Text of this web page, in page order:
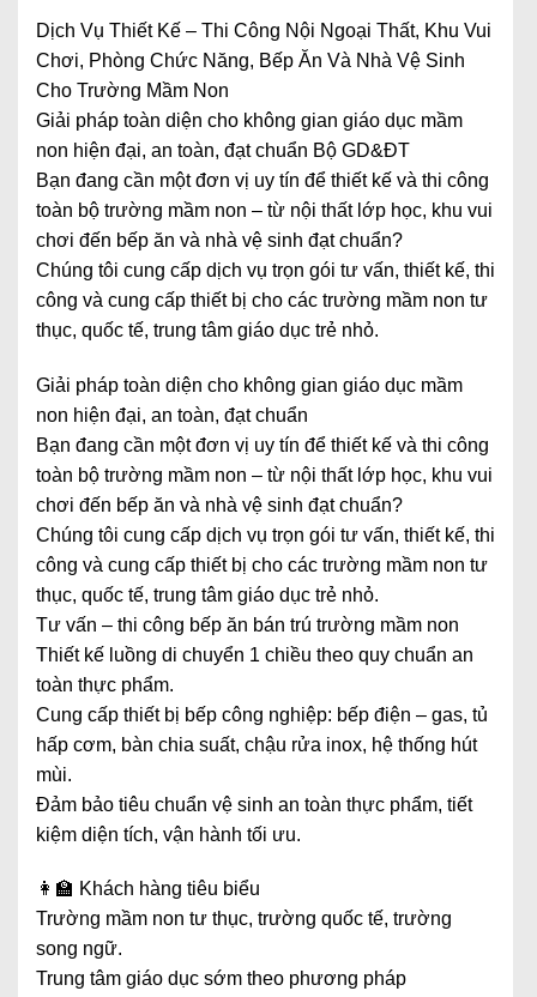
Dịch Vụ Thiết Kế – Thi Công Nội Ngoại Thất, Khu Vui
Chơi, Phòng Chức Năng, Bếp Ăn Và Nhà Vệ Sinh
Cho Trường Mầm Non
Giải pháp toàn diện cho không gian giáo dục mầm
non hiện đại, an toàn, đạt chuẩn Bộ GD&ĐT
Bạn đang cần một đơn vị uy tín để thiết kế và thi công
toàn bộ trường mầm non – từ nội thất lớp học, khu vui
chơi đến bếp ăn và nhà vệ sinh đạt chuẩn?
Chúng tôi cung cấp dịch vụ trọn gói tư vấn, thiết kế, thi
công và cung cấp thiết bị cho các trường mầm non tư
thục, quốc tế, trung tâm giáo dục trẻ nhỏ.
Giải pháp toàn diện cho không gian giáo dục mầm
non hiện đại, an toàn, đạt chuẩn
Bạn đang cần một đơn vị uy tín để thiết kế và thi công
toàn bộ trường mầm non – từ nội thất lớp học, khu vui
chơi đến bếp ăn và nhà vệ sinh đạt chuẩn?
Chúng tôi cung cấp dịch vụ trọn gói tư vấn, thiết kế, thi
công và cung cấp thiết bị cho các trường mầm non tư
thục, quốc tế, trung tâm giáo dục trẻ nhỏ.
Tư vấn – thi công bếp ăn bán trú trường mầm non
Thiết kế luồng di chuyển 1 chiều theo quy chuẩn an
toàn thực phẩm.
Cung cấp thiết bị bếp công nghiệp: bếp điện – gas, tủ
hấp cơm, bàn chia suất, chậu rửa inox, hệ thống hút
mùi.
Đảm bảo tiêu chuẩn vệ sinh an toàn thực phẩm, tiết
kiệm diện tích, vận hành tối ưu.
👩‍🏫 Khách hàng tiêu biểu
Trường mầm non tư thục, trường quốc tế, trường
song ngữ.
Trung tâm giáo dục sớm theo phương pháp